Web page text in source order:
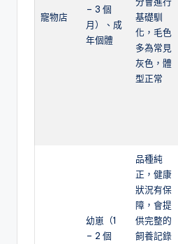
寵物店
– 3 個
月）、成
年個體
基礎馴
化，毛色
多為常見
灰色，體
型正常
幼崽（1
– 2 個
品種純
正，健康
狀況有保
障，會提
供完整的
飼養記錄